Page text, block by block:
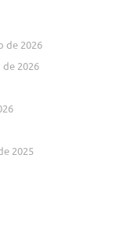
de 2026
2026
2025